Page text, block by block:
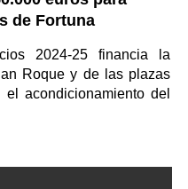
de Fortuna
2024-25 financia la
Roque y de las plazas
acondicionamiento del